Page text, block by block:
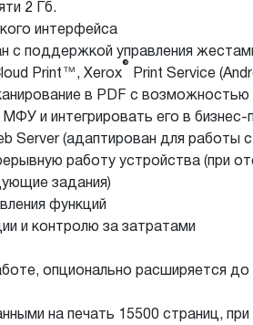
2 Гб.
интерфейса
с поддержкой управления
Print™, Xerox
®
Print Service
в PDF с возможностью
и интегрировать его в
Server (адаптирован для работы
работу устройства (при
задания)
функций
и контролю за затратами
опционально расширяется
на печать 15500 страниц,